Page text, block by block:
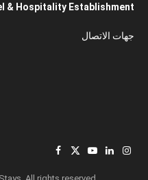
& Hospitality Establishment
جهات الاتصال
Facebook
X
YouTube
LinkedIn